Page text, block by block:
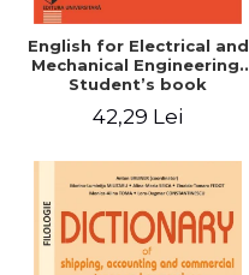
English for Electrical and
Mechanical Engineering.
Student’s book
42,29 Lei